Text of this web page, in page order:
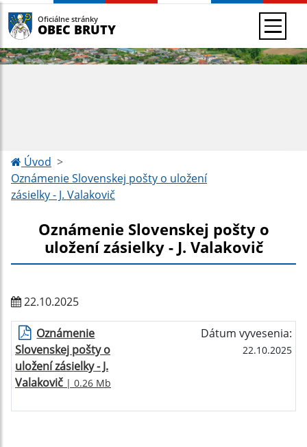
Oficiálne stránky
OBEC BRUTY
Úvod
Oznámenie Slovenskej pošty o uložení
zásielky - J. Valakovič
Oznámenie Slovenskej pošty o
uložení zásielky - J. Valakovič
22.10.2025
Oznámenie
Slovenskej pošty o
uložení zásielky - J.
Valakovič | 0.26 Mb
Dátum vyvesenia:
22.10.2025